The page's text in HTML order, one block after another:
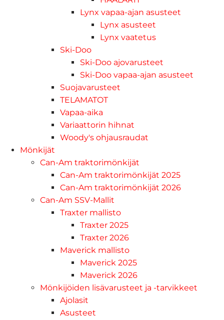
Lynx vapaa-ajan asusteet
Lynx asusteet
Lynx vaatetus
Ski-Doo
Ski-Doo ajovarusteet
Ski-Doo vapaa-ajan asusteet
Suojavarusteet
TELAMATOT
Vapaa-aika
Variaattorin hihnat
Woody's ohjausraudat
Mönkijät
Can-Am traktorimönkijät
Can-Am traktorimönkijät 2025
Can-Am traktorimönkijät 2026
Can-Am SSV-Mallit
Traxter mallisto
Traxter 2025
Traxter 2026
Maverick mallisto
Maverick 2025
Maverick 2026
Mönkijöiden lisävarusteet ja -tarvikkeet
Ajolasit
Asusteet